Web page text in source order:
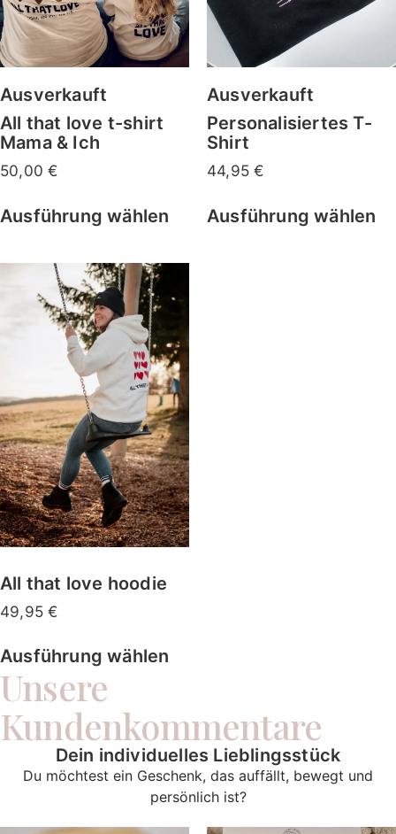
Ausverkauft
All that love t-shirt
Mama & Ich
50,00€
Ausführung wählen
Ausverkauft
Personalisiertes T-
Shirt
44,95€
Ausführung wählen
All that love hoodie
49,95€
Ausführung wählen
Unsere
Kundenkommentare
Dein individuelles Lieblingsstück
Du möchtest ein Geschenk, das auffällt, bewegt und
persönlich ist?